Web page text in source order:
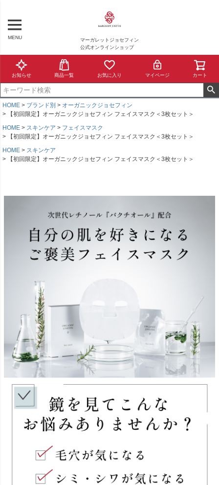
MENU
マーガレットジョセフィン
公式オンラインショップ
お知らせ 商品一覧 お気に入り マイページ カート
HOME ブランド別
オーガニックジョセフィン
【初回限定】オーガニックジョセフィン フェイスマスク＜3枚セット＞
HOME
スキンケア
フェイスマスク
【初回限定】オーガニックジョセフィン フェイスマスク＜3枚セット＞
HOME
スキンケア
【初回限定】オーガニックジョセフィン フェイスマスク＜3枚セット＞